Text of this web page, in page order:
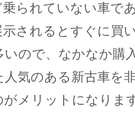
られていない車で
されるとすぐに買
いので、なかなか購
気のある新古車を
メリットになりま